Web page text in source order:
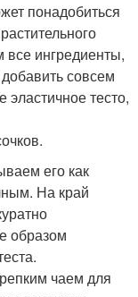
понадобиться
ингредиенты,
совсем
тесто,
его как
На край
образом
чаем для